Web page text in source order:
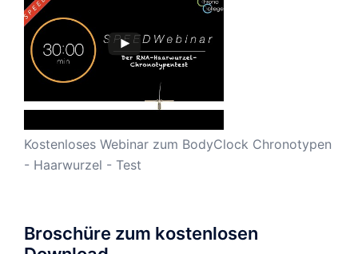
Kostenloses Webinar zum BodyClock Chronotypen
- Haarwurzel - Test
Broschüre zum kostenlosen